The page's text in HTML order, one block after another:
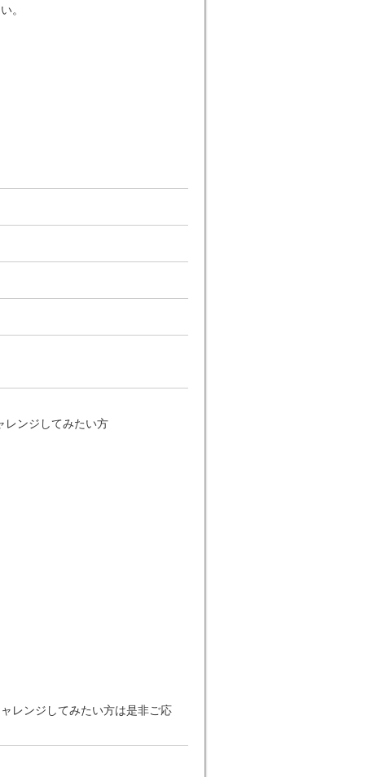
。
レンジしてみたい方
レンジしてみたい方は是非ご応